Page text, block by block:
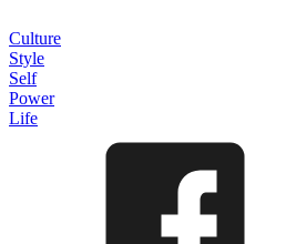
Culture
Style
Self
Power
Life